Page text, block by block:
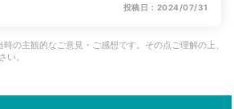
投稿日：2024/07/31
の主観的なご意見・ご感想です。その点ご理解の上、
い。